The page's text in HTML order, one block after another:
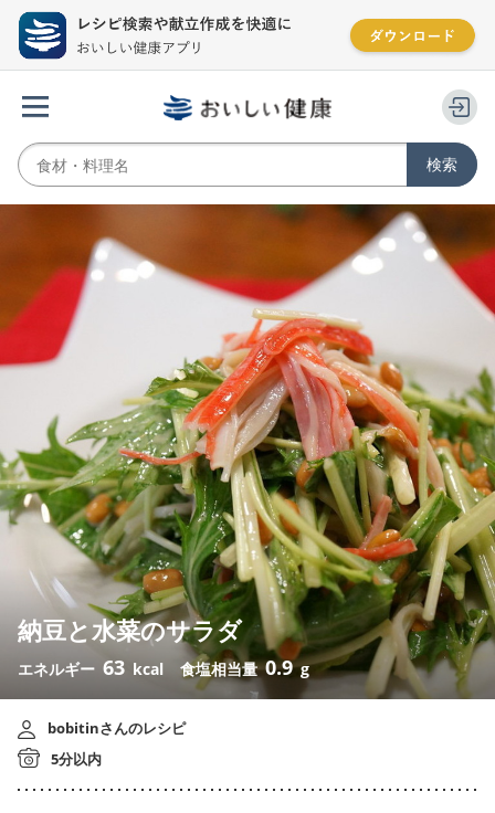
納豆と水菜のサラダ
エネルギー 63 kcal 食塩相当量0.9 g
bobitinさんのレシピ
5分以内